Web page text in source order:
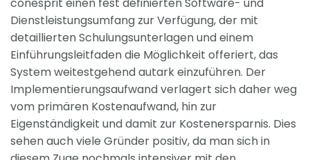
conesprit einen fest definierten Software- und
Dienstleistungsumfang zur Verfügung, der mit
detaillierten Schulungsunterlagen und einem
Einführungsleitfaden die Möglichkeit offeriert, das
System weitestgehend autark einzuführen. Der
Implementierungsaufwand verlagert sich daher weg
vom primären Kostenaufwand, hin zur
Eigenständigkeit und damit zur Kostenersparnis. Dies
sehen auch viele Gründer positiv, da man sich in